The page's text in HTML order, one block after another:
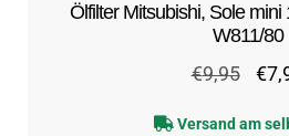
Ölfilter Mitsubishi, Sole mini
W811/80
€9,95 €
Versand am